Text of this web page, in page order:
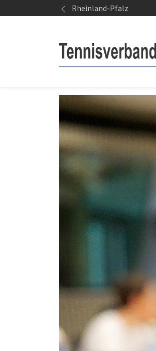
Springe zum SeiteninhaltRheinland-Pfalz